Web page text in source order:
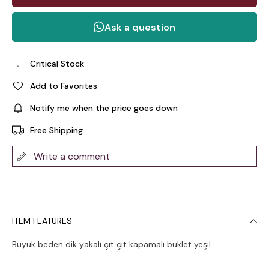
Critical Stock
Add to Favorites
Notify me when the price goes down
Free Shipping
Write a comment
ITEM FEATURES
Büyük beden dik yakalı çıt çıt kapamalı buklet yeşil